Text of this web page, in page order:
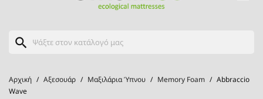
search
Αρχική Αξεσουάρ Μαξιλάρια Ύπνου Memory Foam
Abbraccio
Wave